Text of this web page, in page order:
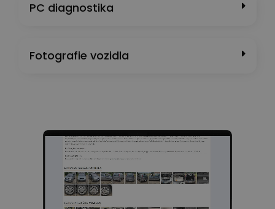
PC diagnostika
Fotografie vozidla